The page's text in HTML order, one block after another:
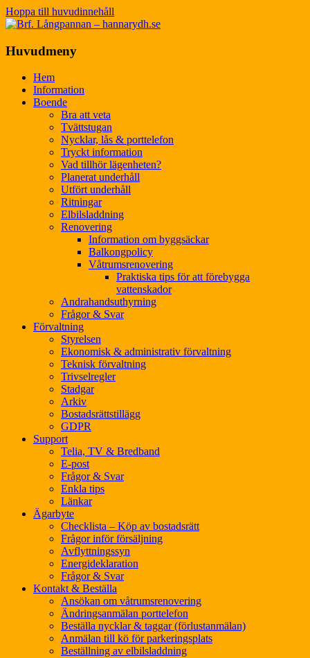
Hoppa till huvudinnehåll
Brf. Långpannan –
hannarydh.se
Huvudmeny
Hem
Information
Boende
Bra att veta
Tvättstugan
Nycklar, lås & porttelefon
Tryckt information
Vad tillhör lägenheten?
Planerat underhåll
Utfört underhåll
Ritningar
Elbilsladdning
Renovering
Information om byggsäckar
Balkongpolicy
Våtrumsrenovering
Praktiska tips för att förebygga
vattenskador
Andrahandsuthyrning
Frågor & Svar
Förvaltning
Styrelsen
Ekonomisk & administrativ förvaltning
Teknisk förvaltning
Trivselregler
Stadgar
Arkiv
Bostadsrättstillägg
GDPR
Support
Telia, TV & Bredband
E-post
Frågor & Svar
Enkla tips
Länkar
Ägarbyte
Checklista – Köp av bostadsrätt
Frågor inför försäljning
Avflyttningssyn
Energideklaration
Frågor & Svar
Kontakt & Beställa
Ansökan om våtrumsrenovering
Ändringsanmälan porttelefon
Beställa nycklar & taggar (förlustanmälan)
Anmälan till kö för parkeringsplats
Beställning av elbilsladdning